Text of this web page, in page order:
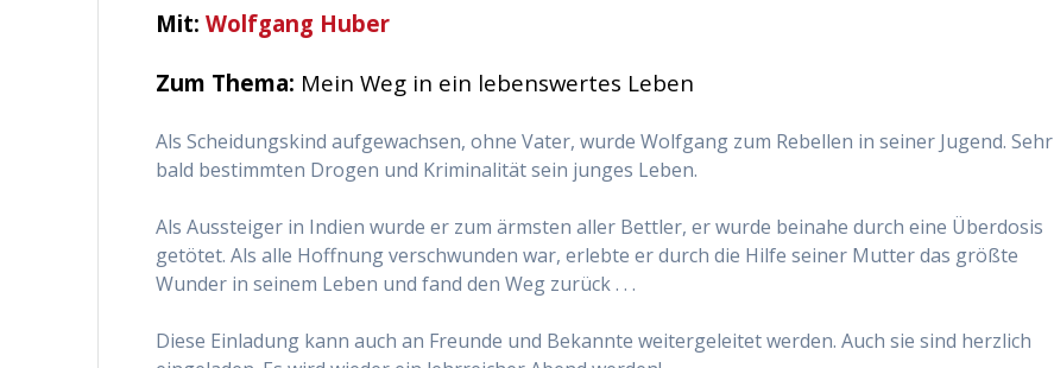
Mit: Wolfgang Huber
Zum Thema: Mein Weg in ein lebenswertes Leben
Als Scheidungskind aufgewachsen, ohne Vater, wurde Wolfgang zum Rebellen in seiner Jugend. Sehr
bald bestimmten Drogen und Kriminalität sein junges Leben.
Als Aussteiger in Indien wurde er zum ärmsten aller Bettler, er wurde beinahe durch eine Überdosis
getötet. Als alle Hoffnung verschwunden war, erlebte er durch die Hilfe seiner Mutter das größte
Wunder in seinem Leben und fand den Weg zurück . . .
Diese Einladung kann auch an Freunde und Bekannte weitergeleitet werden. Auch sie sind herzlich